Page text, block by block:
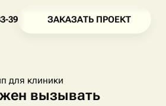
3-39
ЗАКАЗАТЬ ПРОЕКТ
вызывать